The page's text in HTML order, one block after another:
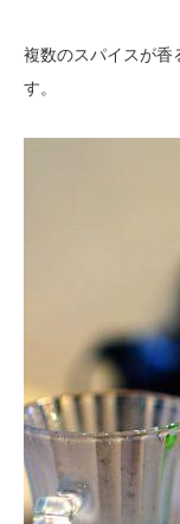
複数のスパイスが香
す。